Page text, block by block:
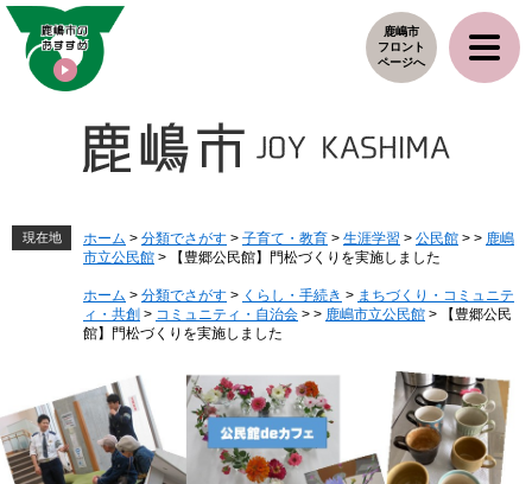
ペ
メ
鹿嶋市
フロント
ページへ
現在地 ホーム > 分類でさがす > 子育て・教育 > 生涯学習 > 公民館 > > 鹿嶋
市立公民館 > 【豊郷公民館】門松づくりを実施しました
ホーム > 分類でさがす > くらし・手続き > まちづくり・コミュニテ
ィ・共創 > コミュニティ・自治会 > > 鹿嶋市立公民館 >
【豊郷公民
館】門松づくりを実施しました